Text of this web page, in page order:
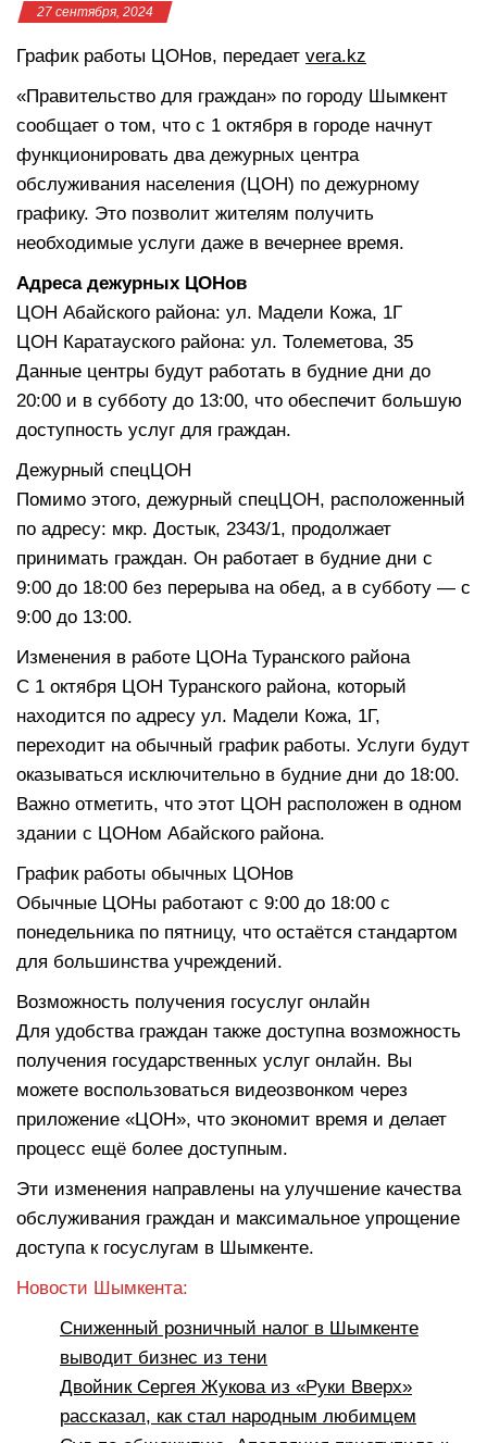
27 сентября, 2024
График работы ЦОНов, передает vera.kz
«Правительство для граждан» по городу Шымкент
сообщает о том, что с 1 октября в городе начнут
функционировать два дежурных центра
обслуживания населения (ЦОН) по дежурному
графику. Это позволит жителям получить
необходимые услуги даже в вечернее время.
Адреса дежурных ЦОНов
ЦОН Абайского района: ул. Мадели Кожа, 1Г
ЦОН Каратауского района: ул. Толеметова, 35
Данные центры будут работать в будние дни до
20:00 и в субботу до 13:00, что обеспечит большую
доступность услуг для граждан.
Дежурный спецЦОН
Помимо этого, дежурный спецЦОН, расположенный
по адресу: мкр. Достык, 2343/1, продолжает
принимать граждан. Он работает в будние дни с
9:00 до 18:00 без перерыва на обед, а в субботу — с
9:00 до 13:00.
Изменения в работе ЦОНа Туранского района
С 1 октября ЦОН Туранского района, который
находится по адресу ул. Мадели Кожа, 1Г,
переходит на обычный график работы. Услуги будут
оказываться исключительно в будние дни до 18:00.
Важно отметить, что этот ЦОН расположен в одном
здании с ЦОНом Абайского района.
График работы обычных ЦОНов
Обычные ЦОНы работают с 9:00 до 18:00 с
понедельника по пятницу, что остаётся стандартом
для большинства учреждений.
Возможность получения госуслуг онлайн
Для удобства граждан также доступна возможность
получения государственных услуг онлайн. Вы
можете воспользоваться видеозвонком через
приложение «ЦОН», что экономит время и делает
процесс ещё более доступным.
Эти изменения направлены на улучшение качества
обслуживания граждан и максимальное упрощение
доступа к госуслугам в Шымкенте.
Новости Шымкента:
Сниженный розничный налог в Шымкенте
выводит бизнес из тени
Двойник Сергея Жукова из «Руки Вверх»
рассказал, как стал народным любимцем